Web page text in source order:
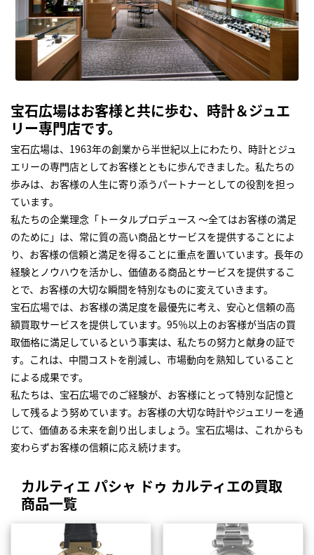
宝石広場はお客様と共に歩む、時計＆ジュエ
リー専門店です。
宝石広場は、1963年の創業から半世紀以上にわたり、時計とジュ
エリーの専門店としてお客様とともに歩んできました。私たちの
歩みは、お客様の人生に寄り添うパートナーとしての役割を担っ
ています。
私たちの企業理念「トータルプロデュース ～全てはお客様の満足
のために」は、常に質の高い商品とサービスを提供することによ
り、お客様の信頼と満足を得ることに重点を置いています。長年の
経験とノウハウを活かし、価値ある商品とサービスを提供するこ
とで、お客様の大切な瞬間を特別なものに変えていきます。
宝石広場では、お客様の満足度を最優先に考え、安心と信頼の高
額買取サービスを提供しています。95％以上のお客様が当店の買
取価格に満足しているという事実は、私たちの努力と献身の証で
す。これは、中間コストを削減し、市場動向を熟知していること
による成果です。
私たちは、宝石広場でのご経験が、お客様にとって特別な記憶と
して残るよう努めています。お客様の大切な時計やジュエリーを通
じて、価値ある未来を創り出しましょう。宝石広場は、これからも
変わらずお客様の信頼に応え続けます。
カルティエ パシャ ドゥ カルティエの買取
商品一覧